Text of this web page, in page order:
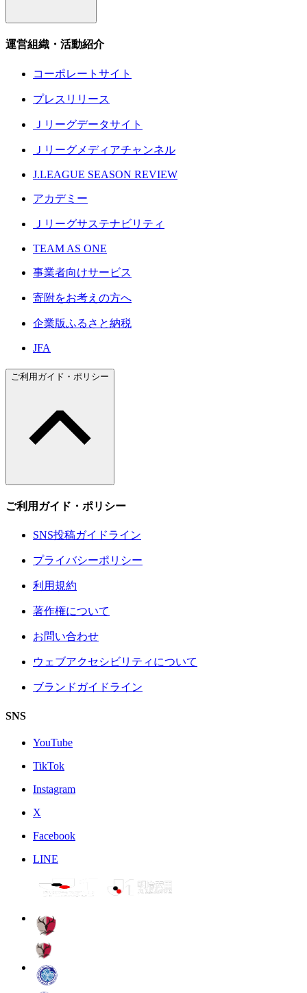
運営組織・活動紹介
コーポレートサイト
プレスリリース
Ｊリーグデータサイト
Ｊリーグメディアチャンネル
J.LEAGUE SEASON REVIEW
アカデミー
Ｊリーグサステナビリティ
TEAM AS ONE
事業者向けサービス
寄附をお考えの方へ
企業版ふるさと納税
JFA
ご利用ガイド・ポリシー
ご利用ガイド・ポリシー
SNS投稿ガイドライン
プライバシーポリシー
利用規約
著作権について
お問い合わせ
ウェブアクセシビリティについて
ブランドガイドライン
SNS
YouTube
TikTok
Instagram
X
Facebook
LINE